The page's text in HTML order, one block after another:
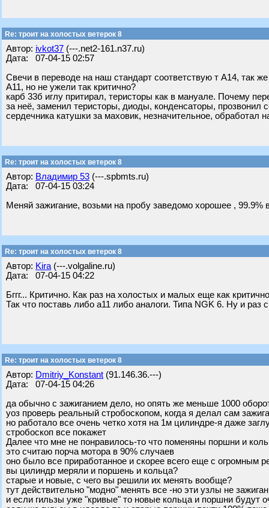
Re: троит на холостых ветерок 8
Автор: ivkot37 (---.net2-161.n37.ru)
Дата: 07-04-15 02:57
Свечи в переводе на наш стандарт соответствую т А14, так
А11, но не ужели так критично?
карб 33б иглу притирал, теристоры как в мануале. Почему
за неё, заменил теристоры, диоды, конденсаторы, прозвонил
сердечника катушки за маховик, незначительное, обработал
Re: троит на холостых ветерок 8
Автор: Владимир 53 (---.spbmts.ru)
Дата: 07-04-15 03:24
Меняй зажигание, возьми на пробу заведомо хорошее , 99.9%
Re: троит на холостых ветерок 8
Автор: Kira (---.volgaline.ru)
Дата: 07-04-15 04:22
Бггг... Критично. Как раз на холостых и малых еще как
Так что поставь либо а11 либо аналоги. Типа NGK 6. Ну и
Re: троит на холостых ветерок 8
Автор: Dmitriy_Konstant (91.146.36.---)
Дата: 07-04-15 04:26
да обычно с зажиганием дело, но опять же меньше 1000
уоз проверь реальный стробоскопом, когда я делал сам
но работало все очень четко хотя на 1м цилиндре-я даже
стробоскоп все покажет
Далее что мне не понравилось-то что поменяны поршни и
это считаю порча мотора в 90% случаев
оно было все приработанное и скорее всего еще с огромным
вы цилиндр меряли и поршень и кольца?
старые и новые, с чего вы решили их менять вообще?
тут действительно "модно" менять все -но эти узлы не
и если гильзы уже "кривые" то новые кольца и поршни будут